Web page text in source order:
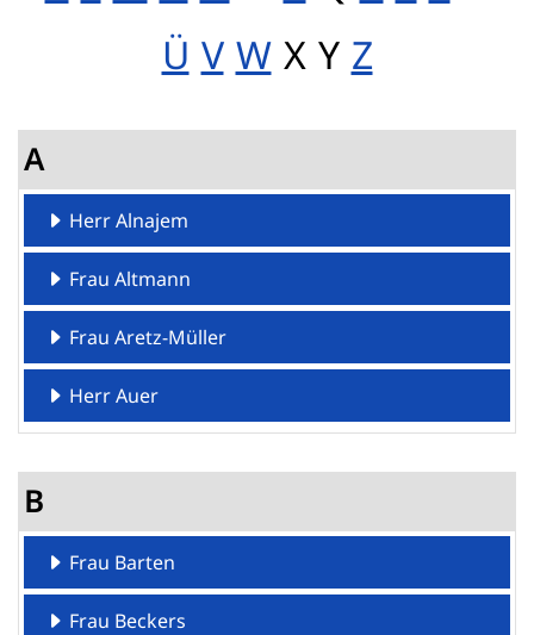
Ü V W Kein Treffer
X Kein
Y Z
A
Herr Alnajem
Frau Altmann
Frau Aretz-Müller
Herr Auer
B
Frau Barten
Frau Beckers